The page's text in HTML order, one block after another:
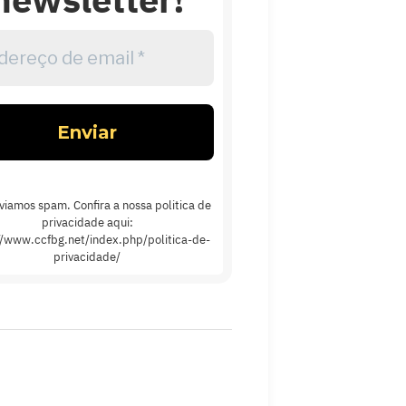
spam. Confira a nossa politica de
privacidade aqui:
www.ccfbg.net/index.php/politica-de-
privacidade/